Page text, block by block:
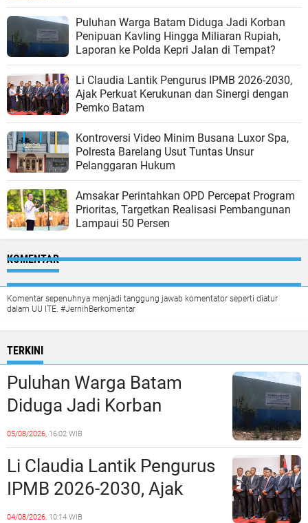
Puluhan Warga Batam Diduga Jadi Korban
Penipuan Kavling Hingga Miliaran Rupiah,
Laporan ke Polda Kepri Jalan di Tempat?
Li Claudia Lantik Pengurus IPMB 2026-2030,
Ajak Perkuat Kerukunan dan Sinergi dengan
Pemko Batam
Kontroversi Video Minim Busana Luxor Spa,
Polresta Barelang Usut Tuntas Unsur
Pelanggaran Hukum
Amsakar Perintahkan OPD Percepat Program
Prioritas, Targetkan Realisasi Pembangunan
Lampaui 50 Persen
KOMENTAR
Komentar sepenuhnya menjadi tanggung jawab komentator seperti diatur
dalam UU ITE. #JernihBerkomentar
TERKINI
Puluhan Warga Batam
Diduga Jadi Korban
Penipuan Kavling Hingga
Miliaran Rupiah, Laporan ke
Polda Kepri Jalan di
Tempat?
05/08/2026, 16:02 WIB
Li Claudia Lantik Pengurus
IPMB 2026-2030, Ajak
Perkuat Kerukunan dan
04/08/2026, 10:14 WIB